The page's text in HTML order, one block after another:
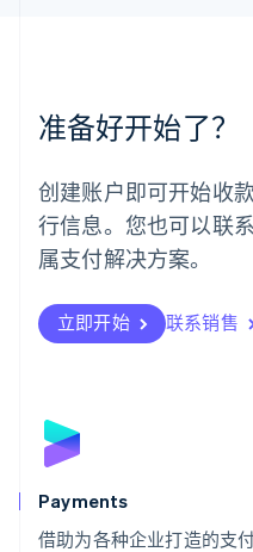
准备好开始了？
创建账户即可开始收
行信息。您也可以联
属支付解决方案。
立即开始 联系销售
Payments
借助为各种企业打造的支
挪威
葡萄牙
Português English
日本
日本語English
瑞典
瑞士
DeutschFrançais
English
斯洛文尼亚
泰国
ไทยEnglish